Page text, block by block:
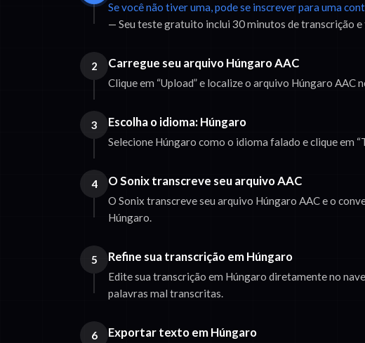
Se você não tiver uma, pode se inscrever para uma
— Seu teste gratuito inclui 30 minutos de transcrição e
2 Carregue seu arquivo Húngaro AAC
Clique em “Upload” e localize o arquivo Húngaro AAC
3 Escolha o idioma: Húngaro
Selecione Húngaro como o idioma falado e clique em
4 O Sonix transcreve seu arquivo AAC
O Sonix transcreve seu arquivo Húngaro AAC e o
Húngaro.
5 Refine sua transcrição em Húngaro
Edite sua transcrição em Húngaro diretamente no
palavras mal transcritas.
6 Exportar texto em Húngaro